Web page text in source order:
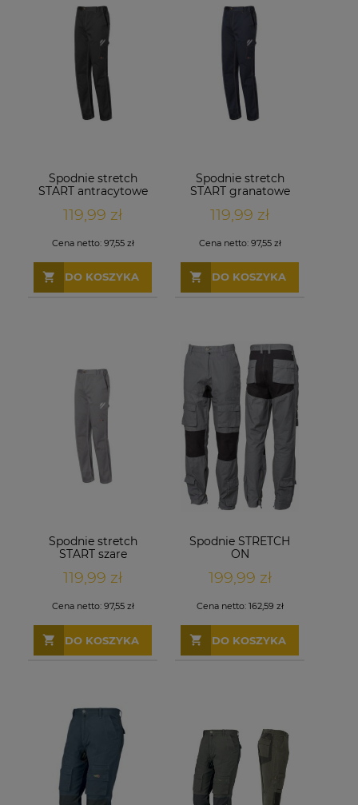
Spodnie stretch
START antracytowe
119,99 zł
Cena netto: 97,55 zł
DO KOSZYKA
Spodnie stretch
START granatowe
119,99 zł
Cena netto: 97,55 zł
DO KOSZYKA
Spodnie stretch
START szare
119,99 zł
Cena netto: 97,55 zł
DO KOSZYKA
Spodnie STRETCH
ON
199,99 zł
Cena netto: 162,59 zł
DO KOSZYKA